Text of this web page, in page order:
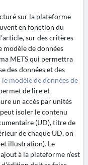
sur la plateforme
en fonction du
sur des critères
modèle de données
METS qui permettra
des données et des
modèle de données de
de lire et
un accès par unités
isoler le contenu
(UD), titre de
de chaque UD, on
et illustration). Le
à la plateforme n’est